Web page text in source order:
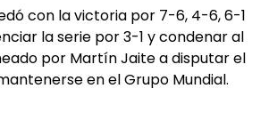
con la victoria por 7-6, 4-6, 6-1
la serie por 3-1 y condenar al
por Martín Jaite a disputar el
en el Grupo Mundial.